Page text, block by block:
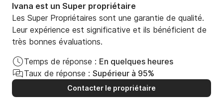
Ivana est un Super propriétaire
Les Super Propriétaires sont une garantie de qualité.
Leur expérience est significative et ils bénéficient de
très bonnes évaluations.
Temps de réponse : En quelques heures
Taux de réponse : Supérieur à 95%
Contacter le propriétaire